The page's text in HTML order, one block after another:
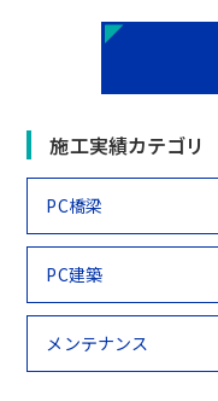
施工実績カテゴリ
PC橋梁
PC建築
メンテナンス